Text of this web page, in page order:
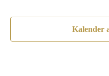
Kalender